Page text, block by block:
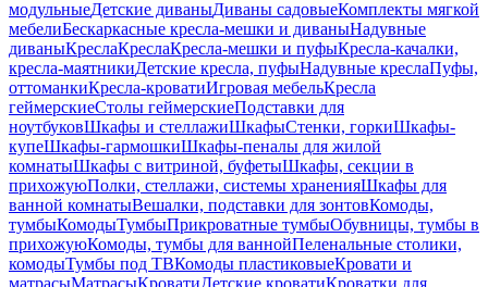
модульныеДетские диваныДиваны садовыеКомплекты мягкой
мебелиБескаркасные кресла-мешки и диваныНадувные
диваныКреслаКреслаКресла-мешки и пуфыКресла-качалки,
кресла-маятникиДетские кресла, пуфыНадувные креслаПуфы,
оттоманкиКресла-кроватиИгровая мебельКресла
геймерскиеСтолы геймерскиеПодставки для
ноутбуковШкафы и стеллажиШкафыСтенки, горкиШкафы-
купеШкафы-гармошкиШкафы-пеналы для жилой
комнатыШкафы с витриной, буфетыШкафы, секции в
прихожуюПолки, стеллажи, системы храненияШкафы для
ванной комнатыВешалки, подставки для зонтовКомоды,
тумбыКомодыТумбыПрикроватные тумбыОбувницы, тумбы в
прихожуюКомоды, тумбы для ваннойПеленальные столики,
комодыТумбы под ТВКомоды пластиковыеКровати и
матрасыМатрасыКроватиДетские кроватиКроватки для